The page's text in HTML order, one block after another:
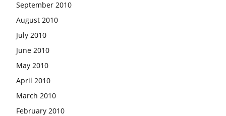
September 2010
August 2010
July 2010
June 2010
May 2010
April 2010
March 2010
February 2010